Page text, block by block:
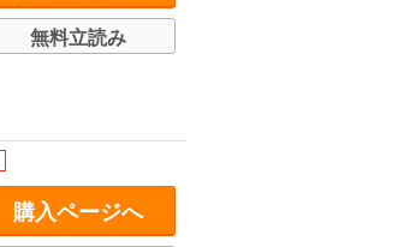
無料立読み
購入ページへ